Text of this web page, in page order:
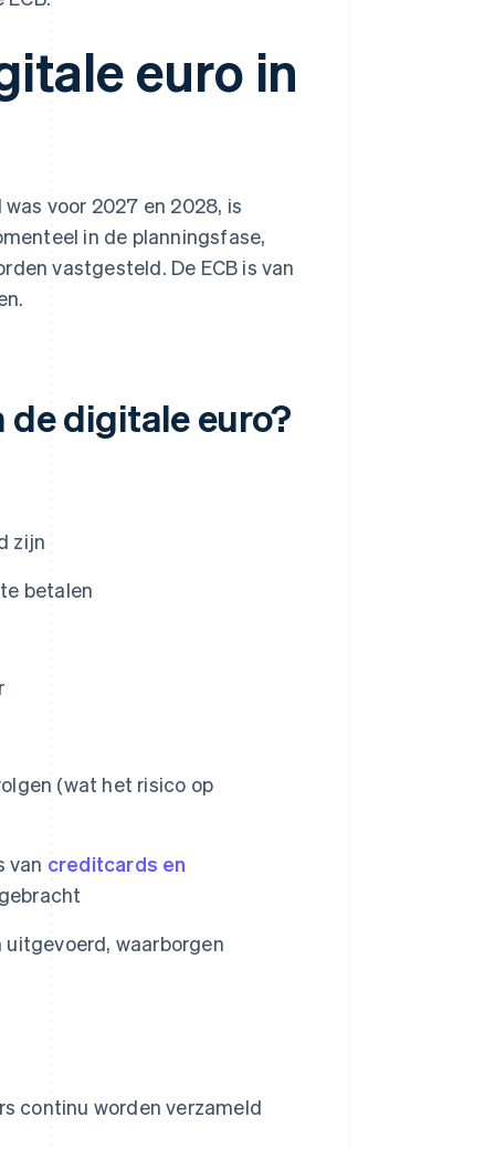
euro in
voor 2027 en 2028, is
in de planningsfase,
vastgesteld. De ECB is van
de digitale euro?
zijn
betalen
(wat het risico op
van creditcards en
waarborgen
continu worden verzameld